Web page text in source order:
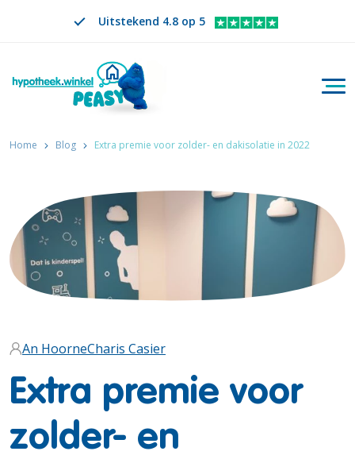
Uitstekend 4.8 op 5
Zoeken
VERANDER TAAL. GESELECTEERDE TAAL IS
NL
Home Blog Extra premie voor zolder- en dakisolatie in 2022
An HoorneCharis Casier
Extra premie voor
zolder- en